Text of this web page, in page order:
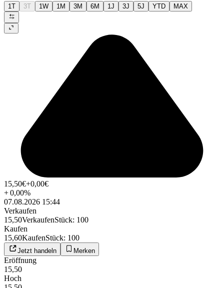
1T 3T 1W 1M 3M 6M 1J 3J 5J YTD MAX
15,50€+0,00€
+0,00%
07.08.2026 15:44
Verkaufen
15,50VerkaufenStück: 100
Kaufen
15,60KaufenStück: 100
Jetzt handeln Merken
Eröffnung
15,50
Hoch